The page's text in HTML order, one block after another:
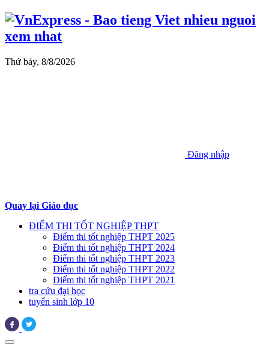
Thứ bảy, 8/8/2026
Đăng nhập
Quay lại Giáo dục
ĐIỂM THI TỐT NGHIỆP THPT
Điểm thi tốt nghiệp THPT 2025
Điểm thi tốt nghiệp THPT 2024
Điểm thi tốt nghiệp THPT 2023
Điểm thi tốt nghiệp THPT 2022
Điểm thi tốt nghiệp THPT 2021
tra cứu đại học
tuyển sinh lớp 10